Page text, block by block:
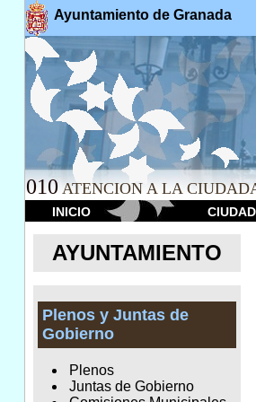
Ayuntamiento de Granada
010 ATENCION A LA
INICIO CIUDAD
AYUNTAMIENTO
Plenos y Juntas de
Gobierno
Plenos
Juntas de Gobierno